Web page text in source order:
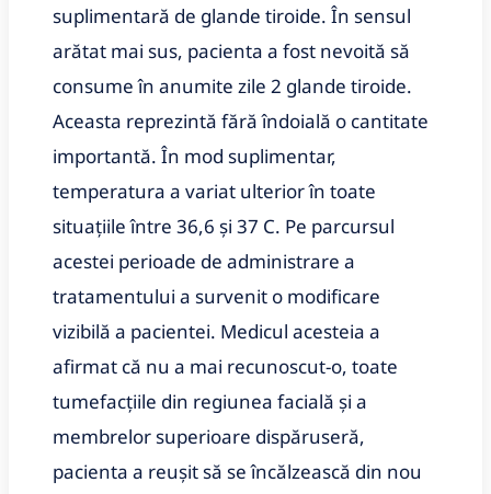
suplimentară de glande tiroide. În sensul
arătat mai sus, pacienta a fost nevoită să
consume în anumite zile 2 glande tiroide.
Aceasta reprezintă fără îndoială o cantitate
importantă. În mod suplimentar,
temperatura a variat ulterior în toate
situaţiile între 36,6 şi 37 C. Pe parcursul
acestei perioade de administrare a
tratamentului a survenit o modificare
vizibilă a pacientei. Medicul acesteia a
afirmat că nu a mai recunoscut-o, toate
tumefacţiile din regiunea facială şi a
membrelor superioare dispăruseră,
pacienta a reuşit să se încălzească din nou